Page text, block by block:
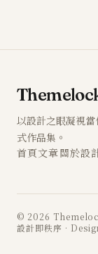
以設計之眼凝視
式作品集。
首頁文章關於設
© 2026
設計即秩序 ·